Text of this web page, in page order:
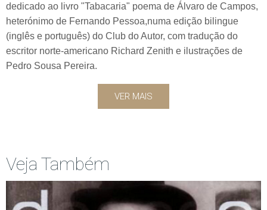
dedicado ao livro "Tabacaria" poema de Álvaro de Campos,
heterónimo de Fernando Pessoa,numa edição bilingue
(inglês e português) do Club do Autor, com tradução do
escritor norte-americano Richard Zenith e ilustrações de
Pedro Sousa Pereira.
VER MAIS
Veja Também